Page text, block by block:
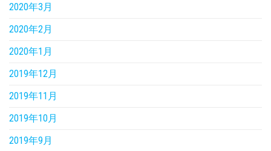
2020年3月
2020年2月
2020年1月
2019年12月
2019年11月
2019年10月
2019年9月